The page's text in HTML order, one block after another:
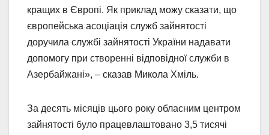
кращих в Європі. Як приклад можу сказати, що
європейська асоціація служб зайнятості
доручила службі зайнятості України надавати
допомогу при створенні відповідної служби в
Азербайжані», – сказав Микола Хміль.
За десять місяців цього року обласним центром
зайнятості було працевлаштовано 3,5 тисячі